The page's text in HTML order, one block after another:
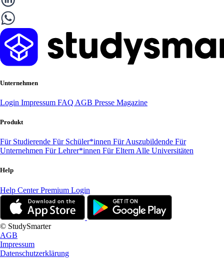
Unternehmen
Login Impressum FAQ AGB Presse Magazine
Produkt
Für Studierende Für Schüler*innen Für Auszubildende Für
Unternehmen Für Lehrer*innen Für Eltern Alle Universitäten
Help
Help CenterPremium Login
© StudySmarter
AGB
Impressum
Datenschutzerklärung